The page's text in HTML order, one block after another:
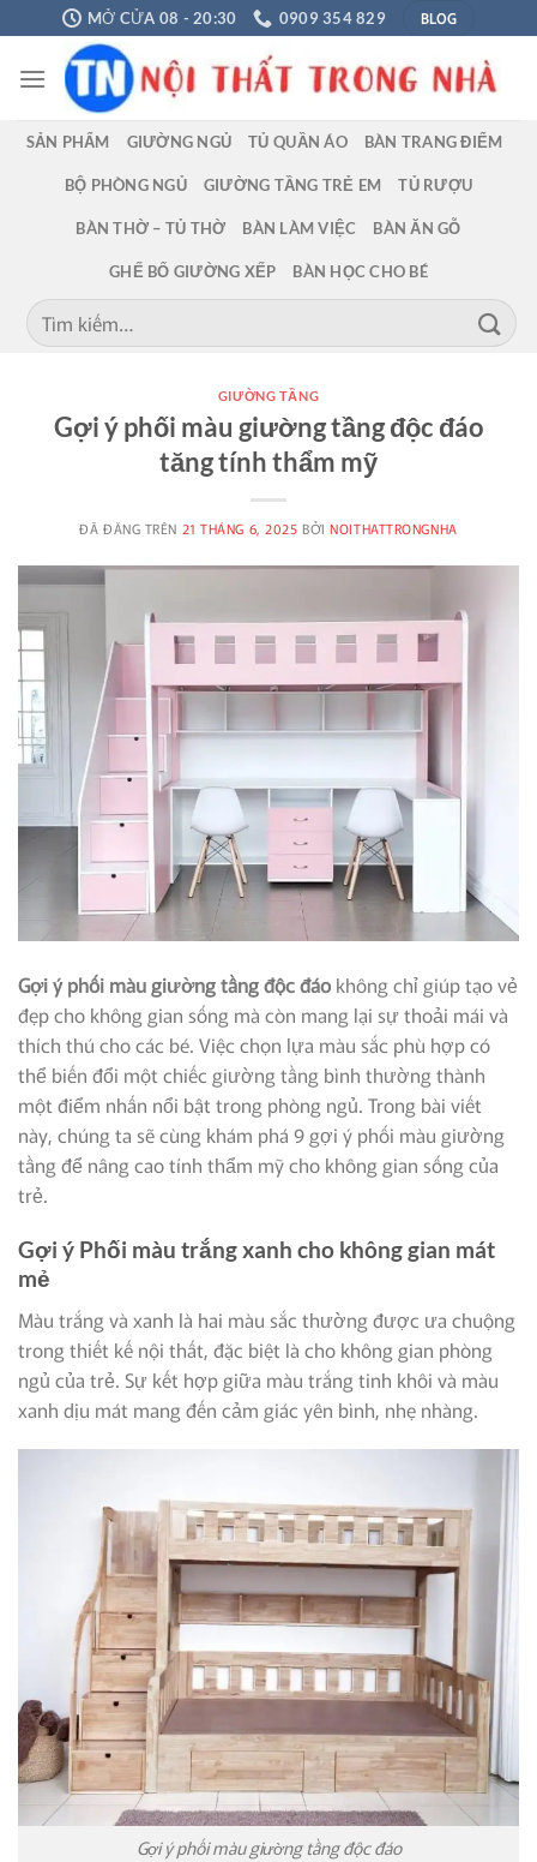
Chuyển
đến
nội
MỞ CỬA 08 - 20:30 0909 354 829 BLOG
SẢN PHẨM GIƯỜNG NGỦ TỦ QUẦN ÁO BÀN TRANG ĐIỂM
BỘ PHÒNG NGỦ GIƯỜNG TẦNG TRẺ EM TỦ RƯỢU
BÀN THỜ – TỦ THỜ BÀN LÀM VIỆC BÀN ĂN GỖ
GHẾ BỐ GIƯỜNG XẾP BÀN HỌC CHO BÉ
Tìm
kiếm:
GIƯỜNG TẦNG
Gợi ý phối màu giường tầng độc đáo
tăng tính thẩm mỹ
ĐÃ ĐĂNG TRÊN 21 THÁNG 6, 2025 BỞINOITHATTRONGNHA
Gợi ý phối màu giường tầng độc đáo không chỉ giúp tạo vẻ
đẹp cho không gian sống mà còn mang lại sự thoải mái và
thích thú cho các bé. Việc chọn lựa màu sắc phù hợp có
thể biến đổi một chiếc giường tầng bình thường thành
một điểm nhấn nổi bật trong phòng ngủ. Trong bài viết
này, chúng ta sẽ cùng khám phá 9 gợi ý phối màu giường
tầng để nâng cao tính thẩm mỹ cho không gian sống của
trẻ.
Gợi ý Phối màu trắng xanh cho không gian mát
mẻ
Màu trắng và xanh là hai màu sắc thường được ưa chuộng
trong thiết kế nội thất, đặc biệt là cho không gian phòng
ngủ của trẻ. Sự kết hợp giữa màu trắng tinh khôi và màu
xanh dịu mát mang đến cảm giác yên bình, nhẹ nhàng.
Gợi ý phối màu giường tầng độc đáo